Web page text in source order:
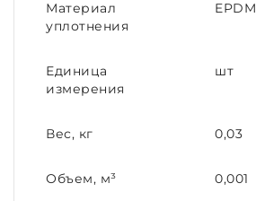
Материал
уплотнения
EPDM
Единица
измерения
шт
Вес, кг 0,03
Объем, м³ 0,001